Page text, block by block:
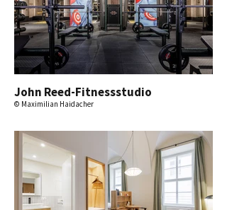
John Reed-Fitnessstudio
© Maximilian Haidacher